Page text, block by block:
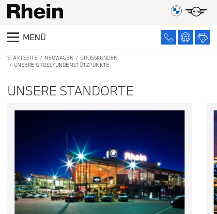
MENÜ
STARTSEITE NEUWAGEN
GROSSKUNDEN
UNSERE GROSSKUNDENSTÜTZPUNKTE
UNSERE STANDORTE